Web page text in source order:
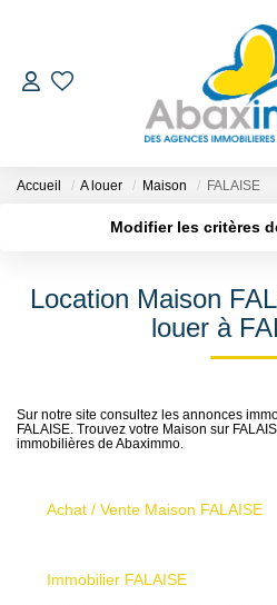
NOTRE
Le Mandat
Accueil A louer Maison FALAISE
Modifier les critères
Type de bien
Créer une alerte
Location Maison
louer à
Sur notre site consultez les annonces
FALAISE. Trouvez votre Maison sur
immobilières de Abaximmo.
Achat / Vente Maison FALAISE
Immobilier FALAISE